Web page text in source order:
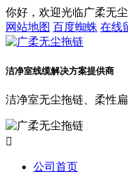
你好，欢迎光临广柔无尘
网站地图 百度蜘蛛 在线
洁净室线缆解决方案提供商
洁净室无尘拖链、柔性

公司首页